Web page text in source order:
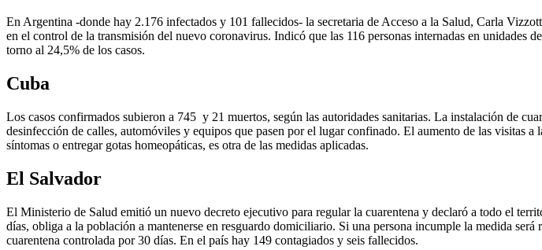
En Argentina -donde hay 2.176 infectados y 101 fallecidos- la secretaria de Acceso a la Salud, Carla
en el control de la transmisión del nuevo coronavirus. Indicó que las 116 personas internadas en unidades
torno al 24,5% de los casos.
Cuba
Los casos confirmados subieron a 745 y 21 muertos, según las autoridades sanitarias. La instalación de
desinfección de calles, automóviles y equipos que pasen por el lugar confinado. El aumento de las visitas a
síntomas o entregar gotas homeopáticas, es otra de las medidas aplicadas.
El Salvador
El Ministerio de Salud emitió un nuevo decreto ejecutivo para regular la cuarentena y declaró a todo el
días, obliga a la población a mantenerse en resguardo domiciliario. Si una persona incumple la medida
cuarentena controlada por 30 días. En el país hay 149 contagiados y seis fallecidos.